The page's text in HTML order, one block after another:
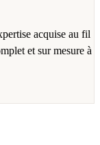
acquise au fil
et sur mesure à